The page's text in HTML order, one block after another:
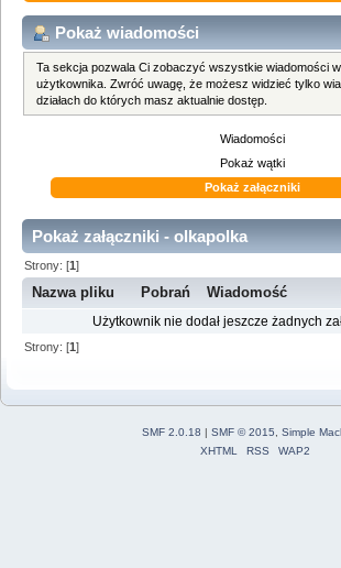
Pokaż wiadomości
Ta sekcja pozwala Ci zobaczyć wszystkie wiadomości
użytkownika. Zwróć uwagę, że możesz widzieć tylko
działach do których masz aktualnie dostęp.
Wiadomości
Pokaż wątki
Pokaż załączniki
Pokaż załączniki - olkapolka
Strony: [1]
Nazwa pliku Pobrań Wiadomość
Użytkownik nie dodał jeszcze żadnych
Strony: [1]
SMF 2.0.18 | SMF © 2015
Simple
XHTML
RSS WAP2